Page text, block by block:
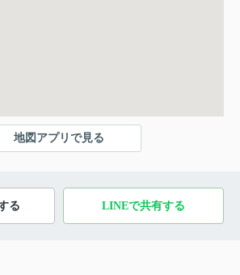
地図アプリで見る
る LINEで共有する